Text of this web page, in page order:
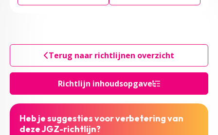
Richtlijn inhoudsopgave
Terug naar richtlijnen overzicht
Heb je suggesties voor verbetering van
deze JGZ-richtlijn?